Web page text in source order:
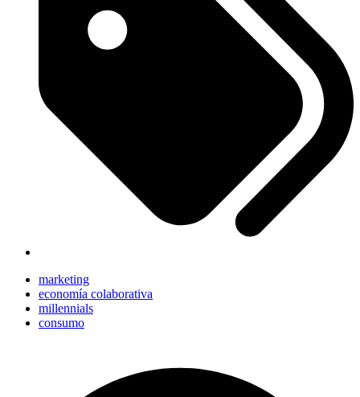
marketing
economía colaborativa
millennials
consumo